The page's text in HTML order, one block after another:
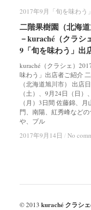
2017年9月「旬を味わう」
二階果樹園（北海道
－kuraché（クラシ
9「旬を味わう」出
kuraché（クラシェ）
味わう」出店者ご紹介
（北海道旭川市） 出店
（土）、9月24日（日）
（月）3日間 佐藤錦、
門、南陽、紅秀峰など
や、プル
2017年9月14日 / No
2017年9月「旬を味わう」
二階果樹園（北海道
－kuraché（クラシ
9「旬を味わう」出
2017年9月14日 / No
© 2013 kuraché クラシ